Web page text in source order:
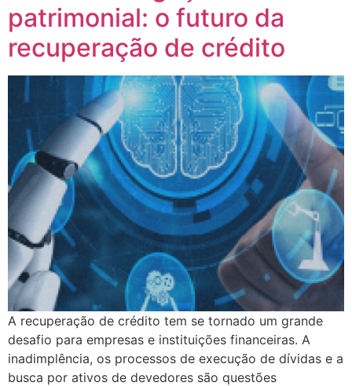
patrimonial: o futuro da
recuperação de crédito
A recuperação de crédito tem se tornado um grande
desafio para empresas e instituições financeiras. A
inadimplência, os processos de execução de dívidas e a
busca por ativos de devedores são questões